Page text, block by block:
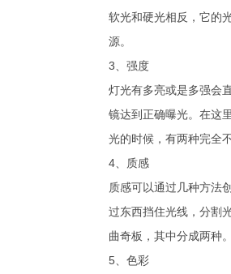
软光和硬光相反，它的
源。
3、强度
灯光有多亮或是多强会
镜达到正确曝光。在这
光的时候，有两种完全
4、质感
质感可以通过几种方法
过东西挡住光线，分割
曲奇板，其中分成两种
5、色彩